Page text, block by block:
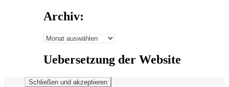
Archiv:
Archiv:
Uebersetzung der Website